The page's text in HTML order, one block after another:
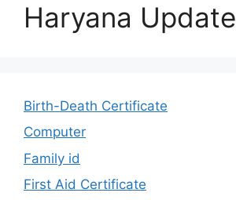
Haryana Update
Birth-Death Certificate
Computer
Family id
First Aid Certificate